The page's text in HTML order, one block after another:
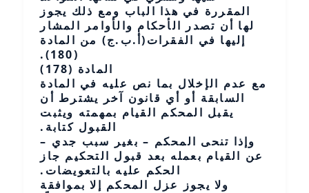
المقررة في هذا الباب ومع ذلك يجوز
لها أن تصدر الأحكام والأوامر المشار
إليها في الفقرات(أ.ب.ج) من المادة
(180).
المادة (178)
مع عدم الإخلال بما نص عليه في المادة
السابقة أو أي قانون آخر يشترط أن
يقبل المحكم القيام بمهمته ويثبت
القبول كتابة.
وإذا تنحى المحكم – بغير سبب جدي –
عن القيام بعمله بعد قبول التحكيم جاز
الحكم عليه بالتعويضات.
ولا يجوز عزل المحكم إلا بموافقة